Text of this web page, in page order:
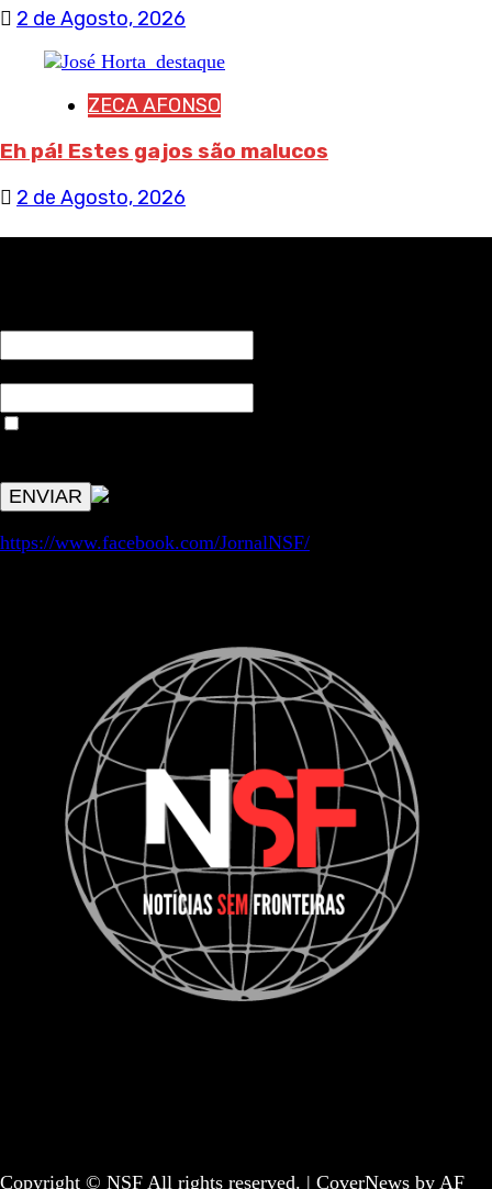
2 de Agosto, 2026
ZECA AFONSO
Eh pá! Estes gajos são malucos
2 de Agosto, 2026
https://www.facebook.com/JornalNSF/
Copyright © NSF All rights reserved. | CoverNews by AF